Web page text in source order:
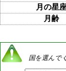
月の星
月齢
国を選んで